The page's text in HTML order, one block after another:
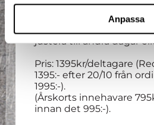
Anpassa
timmes entré varje
deltagaren ska/kan
träningen. Denna entré
justera till andra dagar
Pris: 1395kr/deltagare
1395:- efter 20/10 från
1995:-).
(Årskorts innehavare
innan det 995:-).